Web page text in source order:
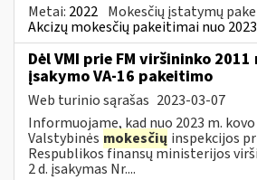
Metai: 2022 Mokesčių įstatymų
Akcizų mokesčių pakeitimai nuo
Dėl VMI prie FM viršininko
įsakymo VA-16 pakeitimo
Web turinio sąrašas 2023-03-07
Informuojame, kad nuo 2023 m.
Valstybinės mokesčių inspekcijos
Respublikos finansų ministerijos
2 d. įsakymas Nr....